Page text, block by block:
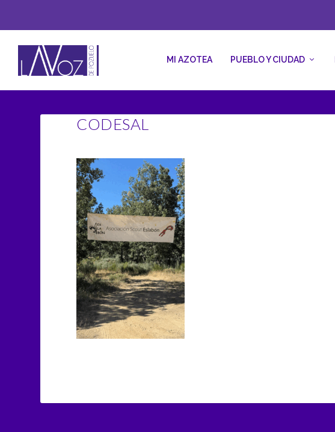
MI AZOTEA PUEBLO Y CIUDAD
CODESAL